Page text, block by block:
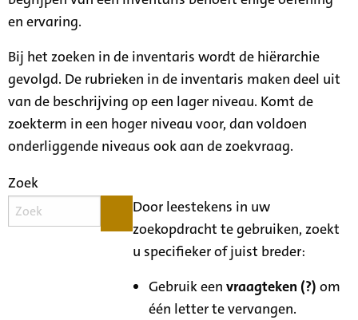
en ervaring.
Bij het zoeken in de inventaris wordt de hiërarchie
gevolgd. De rubrieken in de inventaris maken deel uit
van de beschrijving op een lager niveau. Komt de
zoekterm in een hoger niveau voor, dan voldoen
onderliggende niveaus ook aan de zoekvraag.
Zoek
Door leestekens in uw
zoekopdracht te gebruiken, zoekt
u specifieker of juist breder:
Gebruik eenvraagteken (?) om
één letter te vervangen.